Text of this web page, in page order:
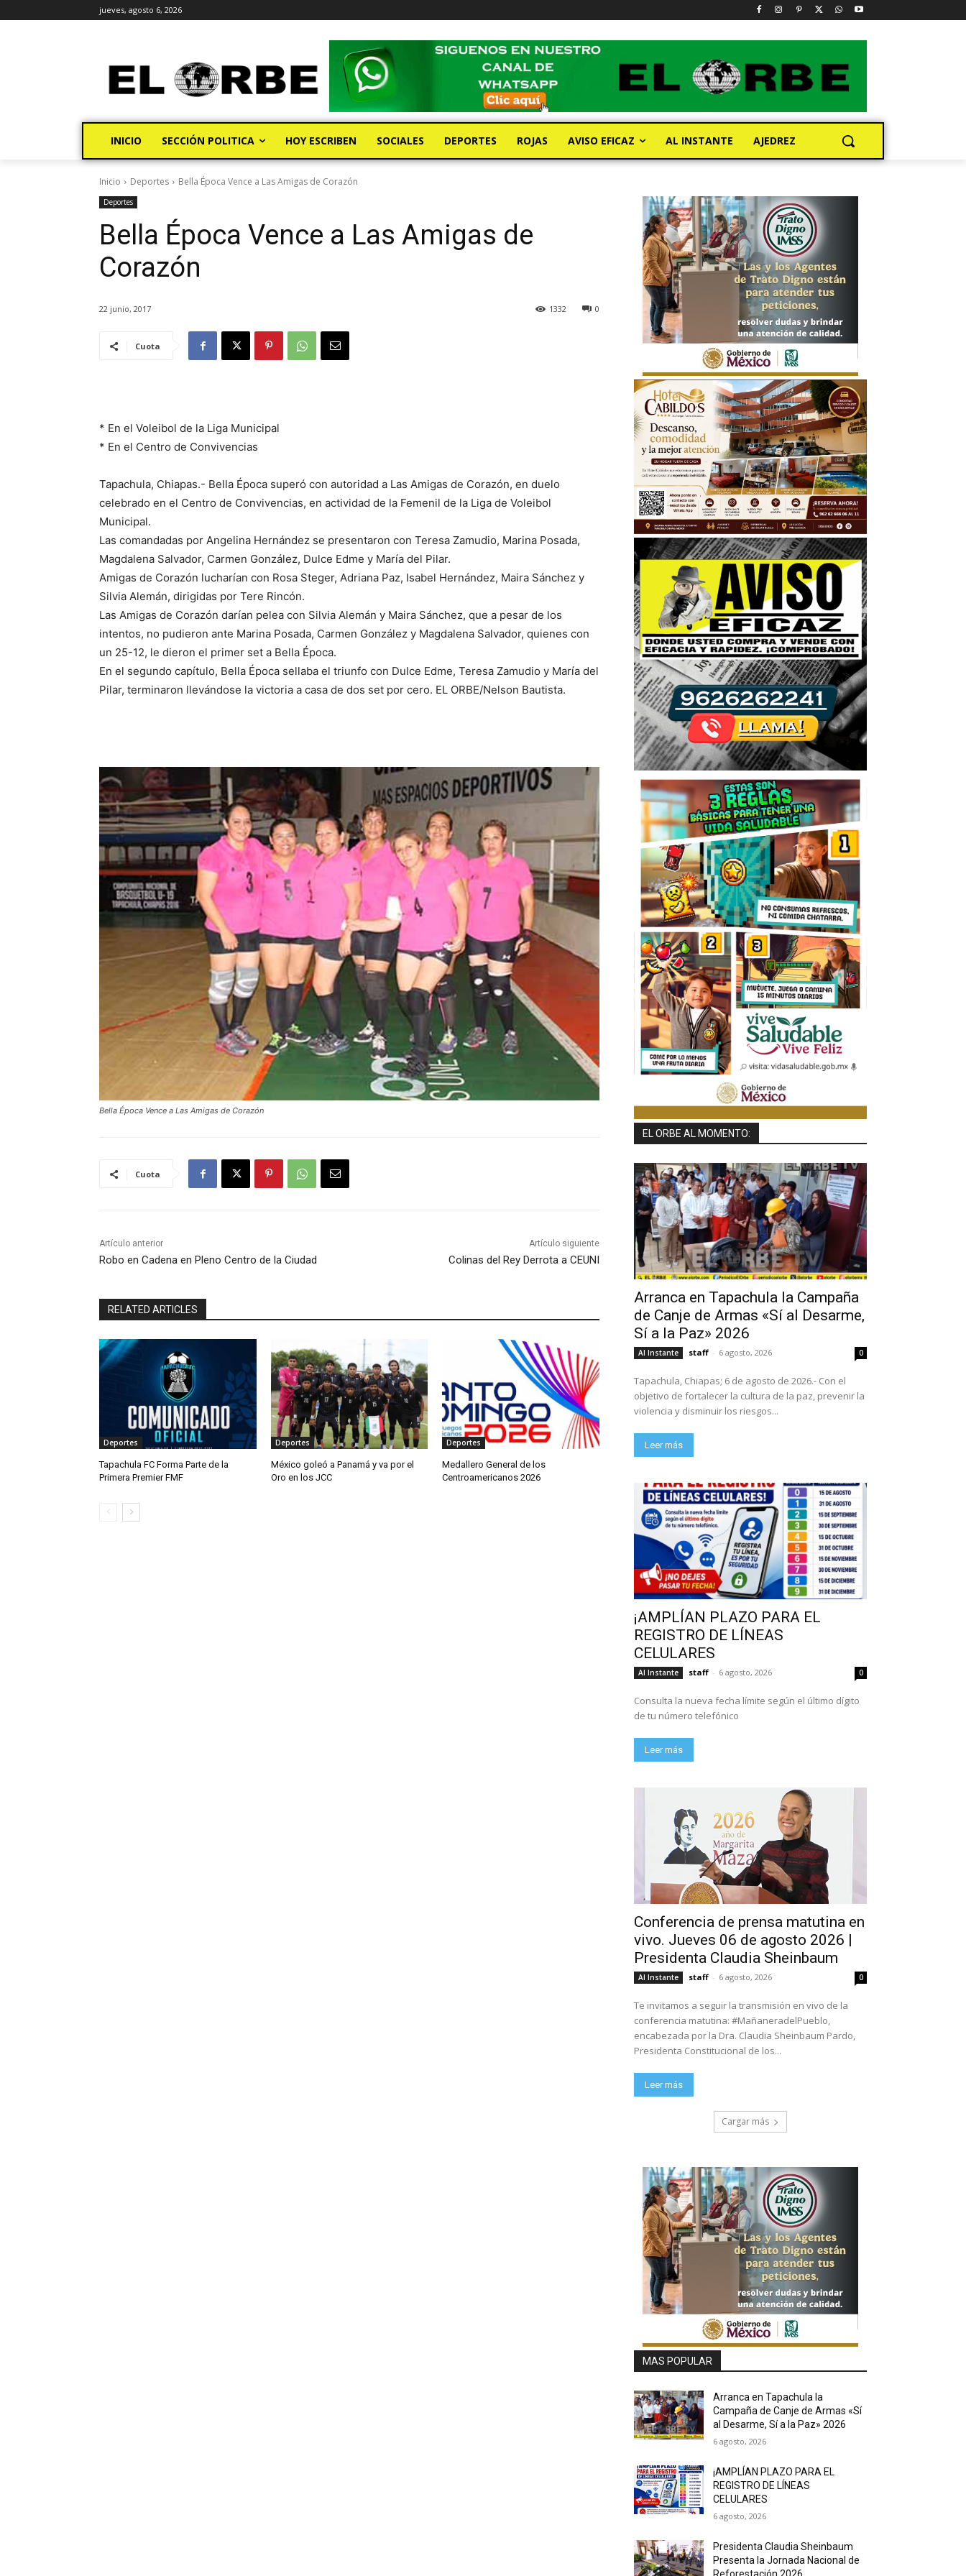
jueves, agosto 6, 2026
INICIO SECCIÓN POLITICA HOY ESCRIBEN SOCIALES DEPORTES ROJAS AVISO EFICAZ AL INSTANTE AJEDREZ
Inicio Deportes Bella Época Vence a Las Amigas de Corazón
Deportes
Bella Época Vence a Las Amigas de
Corazón
22 junio, 2017 0
1332
Cuota
* En el Voleibol de la Liga Municipal
* En el Centro de Convivencias
Tapachula, Chiapas.- Bella Época superó con autoridad a Las Amigas de Corazón, en duelo
celebrado en el Centro de Convivencias, en actividad de la Femenil de la Liga de Voleibol
Municipal.
Las comandadas por Angelina Hernández se presentaron con Teresa Zamudio, Marina Posada,
Magdalena Salvador, Carmen González, Dulce Edme y María del Pilar.
Amigas de Corazón lucharían con Rosa Steger, Adriana Paz, Isabel Hernández, Maira Sánchez y
Silvia Alemán, dirigidas por Tere Rincón.
Las Amigas de Corazón darían pelea con Silvia Alemán y Maira Sánchez, que a pesar de los
intentos, no pudieron ante Marina Posada, Carmen González y Magdalena Salvador, quienes con
un 25-12, le dieron el primer set a Bella Época.
En el segundo capítulo, Bella Época sellaba el triunfo con Dulce Edme, Teresa Zamudio y María del
Pilar, terminaron llevándose la victoria a casa de dos set por cero. EL ORBE/Nelson Bautista.
Bella Época Vence a Las Amigas de Corazón
Cuota
Artículo anterior
Robo en Cadena en Pleno Centro de la Ciudad
Artículo siguiente
Colinas del Rey Derrota a CEUNI
RELATED ARTICLES
Deportes
Tapachula FC Forma Parte de la
Primera Premier FMF
Deportes
México goleó a Panamá y va por el
Oro en los JCC
Deportes
Medallero General de los
Centroamericanos 2026
EL ORBE AL MOMENTO:
Arranca en Tapachula la Campaña
de Canje de Armas «Sí al Desarme,
Sí a la Paz» 2026
Al Instante staff - 6 agosto, 2026 0
Tapachula, Chiapas; 6 de agosto de 2026.- Con el
objetivo de fortalecer la cultura de la paz, prevenir la
violencia y disminuir los riesgos...
Leer más
¡AMPLÍAN PLAZO PARA EL
REGISTRO DE LÍNEAS
CELULARES
Al Instante staff - 6 agosto, 2026 0
Consulta la nueva fecha límite según el último dígito
de tu número telefónico
Leer más
Conferencia de prensa matutina en
vivo. Jueves 06 de agosto 2026 |
Presidenta Claudia Sheinbaum
Al Instante staff - 6 agosto, 2026 0
Te invitamos a seguir la transmisión en vivo de la
conferencia matutina: #MañaneradelPueblo,
encabezada por la Dra. Claudia Sheinbaum Pardo,
Presidenta Constitucional de los...
Leer más
Cargar más
MAS POPULAR
Arranca en Tapachula la
Campaña de Canje de Armas «Sí
al Desarme, Sí a la Paz» 2026
6 agosto, 2026
¡AMPLÍAN PLAZO PARA EL
REGISTRO DE LÍNEAS
CELULARES
6 agosto, 2026
Presidenta Claudia Sheinbaum
Presenta la Jornada Nacional de